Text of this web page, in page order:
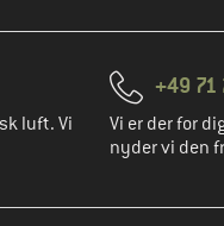
luft. Vi
+49 71
Vi er der for
nyder vi den